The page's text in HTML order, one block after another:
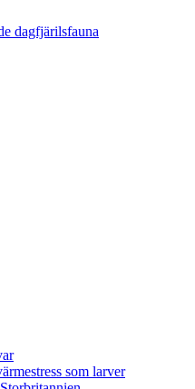
som larver